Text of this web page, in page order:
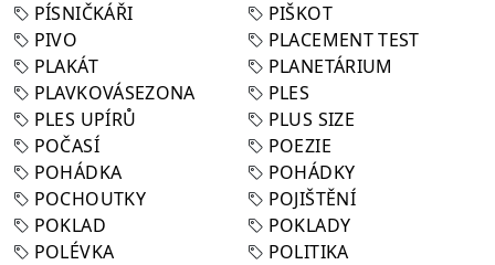
PÍSNIČKÁŘI
PIŠKOT
PIVO
PLACEMENT TEST
PLAKÁT
PLANETÁRIUM
PLAVKOVÁSEZONA
PLES
PLES UPÍRŮ
PLUS SIZE
POČASÍ
POEZIE
POHÁDKA
POHÁDKY
POCHOUTKY
POJIŠTĚNÍ
POKLAD
POKLADY
POLÉVKA
POLITIKA